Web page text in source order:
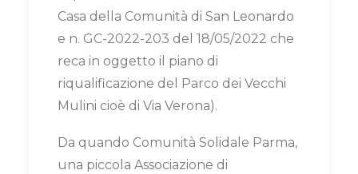
Casa della Comunità di San Leonardo
e n. GC-2022-203 del 18/05/2022 che
reca in oggetto il piano di
riqualificazione del Parco dei Vecchi
Mulini cioè di Via Verona).
Da quando Comunità Solidale Parma,
una piccola Associazione di